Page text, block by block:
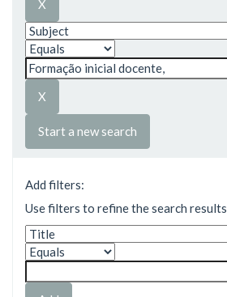
Start a new search
Add filters:
Use filters to refine the search results.